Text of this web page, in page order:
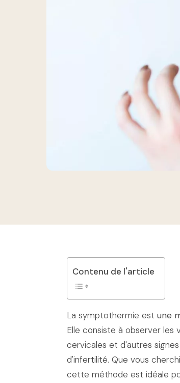
Contenu de l'article
La symptothermie est une
Elle consiste à observer les
cervicales et d'autres
d'infertilité. Que vous
cette méthode est idéale